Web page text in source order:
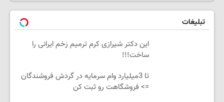
تبلیغات
این دکتر شیرازی کرم ترمیم زخم ایرانی را
ساخت!!!
تا 3میلیارد وام سرمایه در گردش فروشندگان
=> فروشگاهت رو ثبت کن